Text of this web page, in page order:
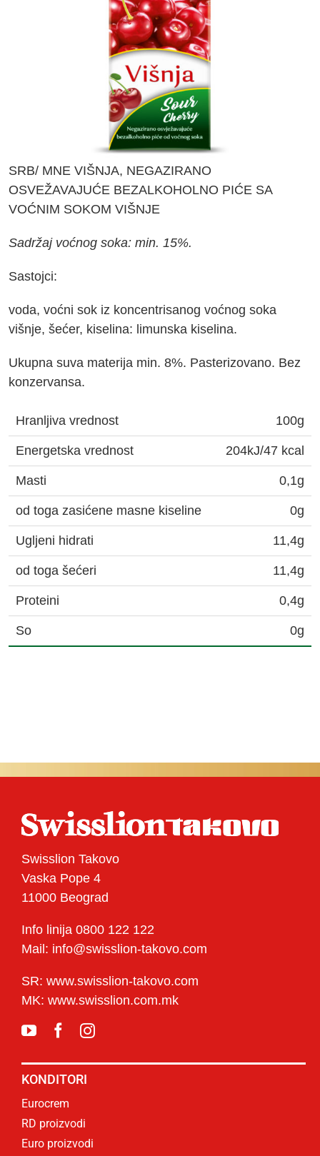
SRB/ MNE VIŠNJA, NEGAZIRANO
OSVEŽAVAJUĆE BEZALKOHOLNO PIĆE SA
VOĆNIM SOKOM VIŠNJE
Sadržaj voćnog soka: min. 15%.
Sastojci:
voda, voćni sok iz koncentrisanog voćnog soka
višnje, šećer, kiselina: limunska kiselina.
Ukupna suva materija min. 8%. Pasterizovano. Bez
konzervansa.
Hranljiva vrednost 100g
Energetska vrednost 204kJ/47 kcal
Masti 0,1g
od toga zasićene masne kiseline 0g
Ugljeni hidrati 11,4g
od toga šećeri 11,4g
Proteini 0,4g
So 0g
Swisslion Takovo
Vaska Pope 4
11000 Beograd
Info linija 0800 122 122
Mail: info@swisslion-takovo.com
SR: www.swisslion-takovo.com
MK: www.swisslion.com.mk
KONDITORI
Eurocrem
RD proizvodi
Euro proizvodi